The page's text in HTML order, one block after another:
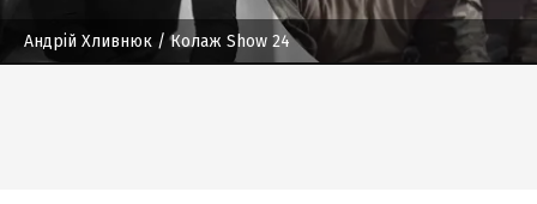
Андрій Хливнюк / Колаж Show 24